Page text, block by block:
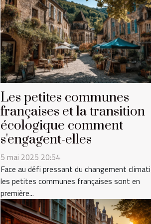
Les petites communes
françaises et la transition
écologique comment
s'engagent-elles
5 mai 2025 20:54
Face au défi pressant du changement
les petites communes françaises sont en
première...